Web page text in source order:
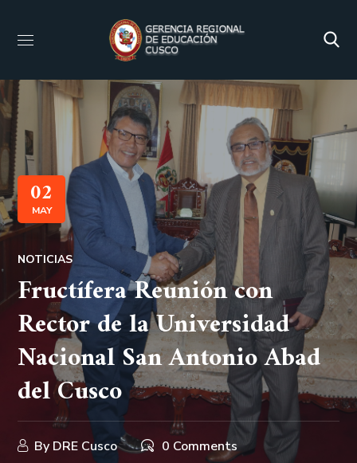
02
MAY
NOTICIAS
Fructífera Reunión con
Rector de la Universidad
Nacional San Antonio Abad
del Cusco
By DRE Cusco 0 Comments